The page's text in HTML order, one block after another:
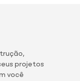
projetos
você